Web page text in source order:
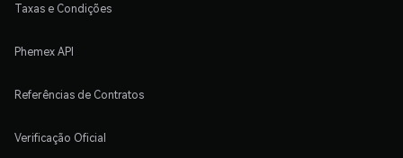
Taxas e Condições
Phemex API
Referências de Contratos
Verificação Oficial